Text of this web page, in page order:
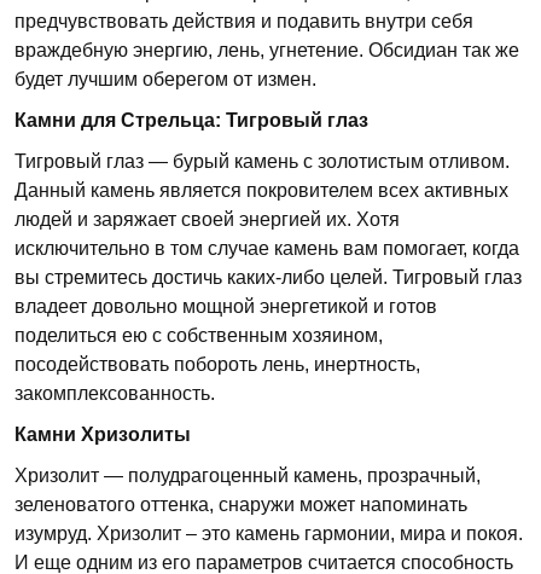
предчувствовать действия и подавить внутри себя
враждебную энергию, лень, угнетение. Обсидиан так же
будет лучшим оберегом от измен.
Камни для Стрельца: Тигровый глаз
Тигровый глаз — бурый камень с золотистым отливом.
Данный камень является покровителем всех активных
людей и заряжает своей энергией их. Хотя
исключительно в том случае камень вам помогает, когда
вы стремитесь достичь каких-либо целей. Тигровый глаз
владеет довольно мощной энергетикой и готов
поделиться ею с собственным хозяином,
посодействовать побороть лень, инертность,
закомплексованность.
Камни Хризолиты
Хризолит — полудрагоценный камень, прозрачный,
зеленоватого оттенка, снаружи может напоминать
изумруд. Хризолит – это камень гармонии, мира и покоя.
И еще одним из его параметров считается способность